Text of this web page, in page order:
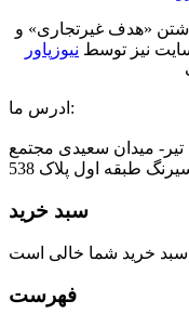
«هدف غیرتجاری» و
نیز توسط نیوزپاور
ادرس ما:
میدان سعیدی مجتمع
طبقه اول پلاک 538
سبد خرید
فهرست